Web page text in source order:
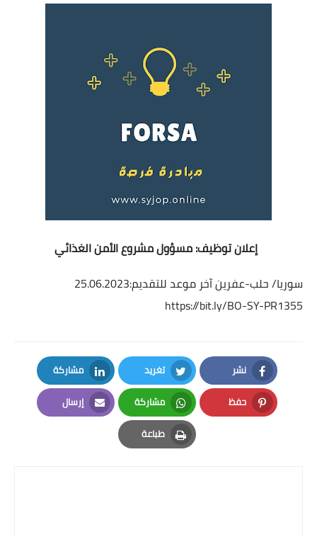
فرص عمل في السودان
دورات تدريبية
إعلان توظيف: مسؤول مشروع الأمن الغذائي
سوريا/ حلب-عفرينآخر موعد للتقديم:25.06.2023
https://bit.ly/BO-SY-PR1355
نشر
Facebook
تغريد
Twitter
مشاركة
LinkedIn
حفظ
Pinterest
مشاركة
Whatsapp
إرسال
Email
طباعة
Print